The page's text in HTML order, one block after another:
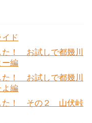
ド
た！ お試しで都幾川
編
た！ お試しで都幾川
編
た！ その２ 山伏峠